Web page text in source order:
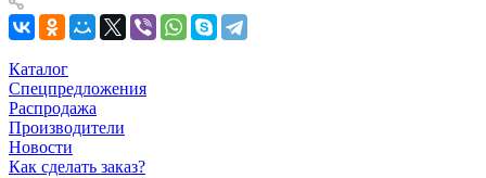
Каталог
Спецпредложения
Распродажа
Производители
Новости
Как сделать заказ?